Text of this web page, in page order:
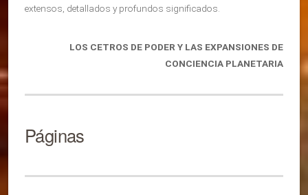
extensos, detallados y profundos significados.
LOS CETROS DE PODER Y LAS EXPANSIONES DE
CONCIENCIA PLANETARIA
Páginas